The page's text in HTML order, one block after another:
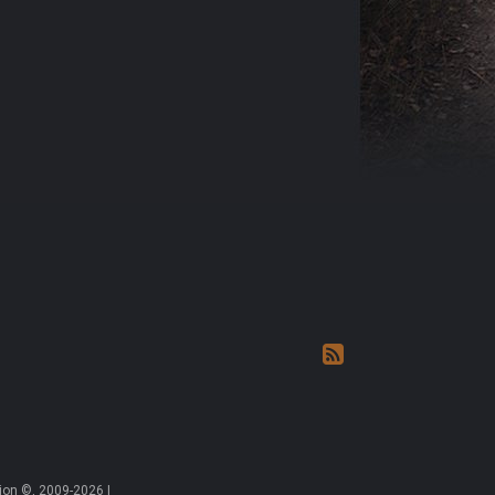
©, 2009-2026 |